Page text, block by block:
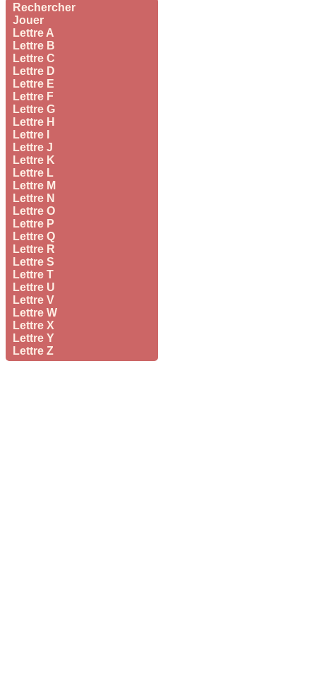
Rechercher
Jouer
Lettre A
Lettre B
Lettre C
Lettre D
Lettre E
Lettre F
Lettre G
Lettre H
Lettre I
Lettre J
Lettre K
Lettre L
Lettre M
Lettre N
Lettre O
Lettre P
Lettre Q
Lettre R
Lettre S
Lettre T
Lettre U
Lettre V
Lettre W
Lettre X
Lettre Y
Lettre Z